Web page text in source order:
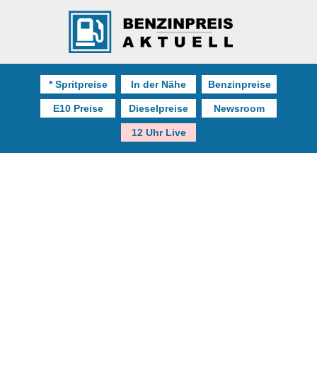
* Spritpreise In der Nähe Benzinpreise
E10 Preise Dieselpreise Newsroom
12 Uhr Live